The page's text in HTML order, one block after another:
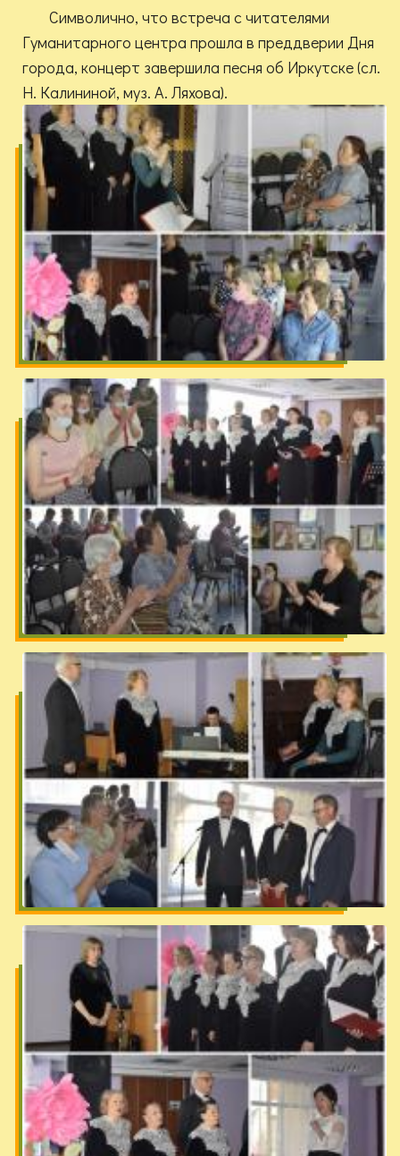
Символично, что встреча с читателями
Гуманитарного центра прошла в преддверии Дня
города, концерт завершила песня об Иркутске (сл.
Н. Калининой, муз. А. Ляхова).